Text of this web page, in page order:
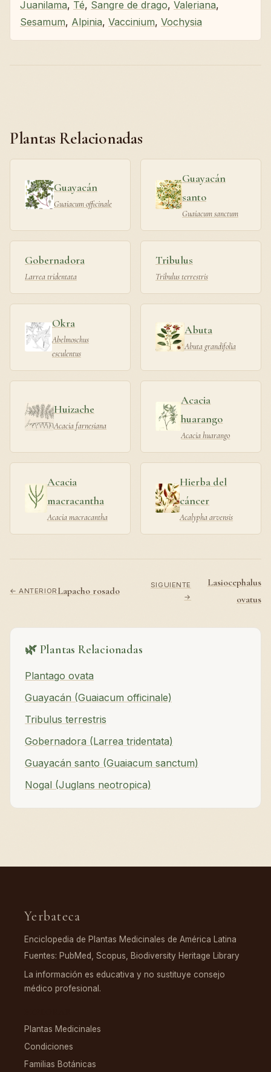
Juanilama, Té, Sangre de drago, Valeriana,
Sesamum, Alpinia, Vaccinium, Vochysia
Plantas Relacionadas
Guayacán
Guaiacum officinale
Guayacán
santo
Guaiacum sanctum
Gobernadora
Larrea tridentata
Tribulus
Tribulus terrestris
Okra
Abelmoschus
esculentus
Abuta
Abuta grandifolia
Huizache
Acacia farnesiana
Acacia
huarango
Acacia huarango
Acacia
macracantha
Acacia macracantha
Hierba del
cáncer
Acalypha arvensis
← ANTERIOR Lapacho rosado
SIGUIENTE
→
Lasiocephalus
ovatus
🌿 Plantas Relacionadas
Plantago ovata
Guayacán (Guaiacum officinale)
Tribulus terrestris
Gobernadora (Larrea tridentata)
Guayacán santo (Guaiacum sanctum)
Nogal (Juglans neotropica)
Yerbateca
Enciclopedia de Plantas Medicinales de América Latina
Fuentes: PubMed, Scopus, Biodiversity Heritage Library
La información es educativa y no sustituye consejo
médico profesional.
Plantas Medicinales
Condiciones
Familias Botánicas